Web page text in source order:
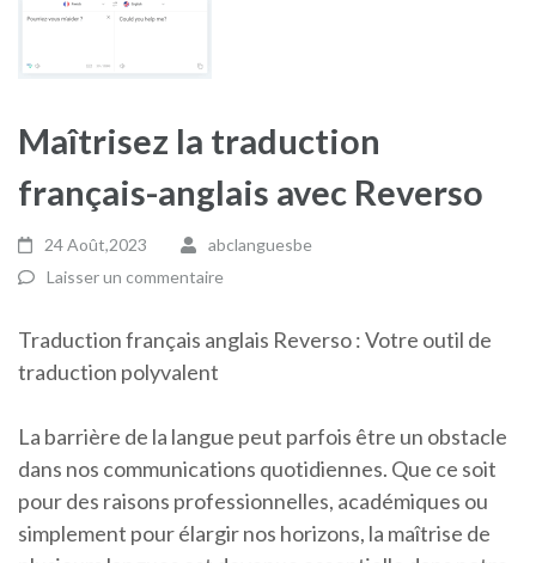
Maîtrisez la traduction
français-anglais avec Reverso
24 Août,2023
abclanguesbe
Laisser un commentaire
Traduction français anglais Reverso : Votre outil de
traduction polyvalent
La barrière de la langue peut parfois être un obstacle
dans nos communications quotidiennes. Que ce soit
pour des raisons professionnelles, académiques ou
simplement pour élargir nos horizons, la maîtrise de